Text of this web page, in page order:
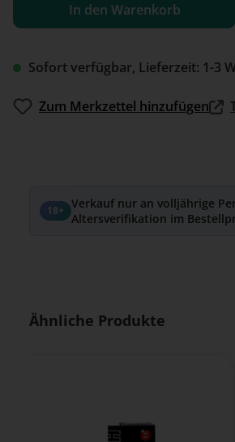
Sofort verfügbar, Lieferzeit: 1-3
In den Warenkorb
Zum Merkzettel hinzufügen
18+ Verkauf nur an volljährige
Altersverifikation im
Produktgalerie überspringen
Ähnliche Produkte